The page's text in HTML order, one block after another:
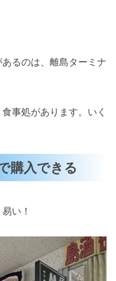
るのは、離島ターミナ
事処があります。いく
購入できる
い！